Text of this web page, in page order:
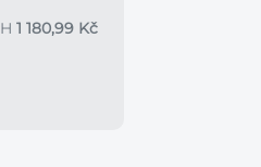
1 180,99 Kč